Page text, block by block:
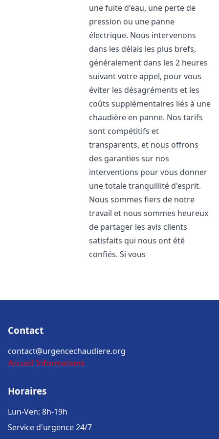
une fuite d'eau, une perte de
pression ou une panne
électrique. Nous intervenons
dans les délais les plus brefs,
généralement dans les 2 heures
suivant votre appel, pour vous
éviter les désagréments et les
coûts supplémentaires liés à une
chaudière en panne. Nos tarifs
sont compétitifs et
transparents, et nous offrons
des garanties sur nos
interventions pour vous donner
une totale tranquillité d'esprit.
Nous sommes fiers de notre
travail et nous sommes heureux
de partager les avis clients
satisfaits qui nous ont été
confiés. Si vous
Contact
contact@urgencechaudiere.org
Accueil Informations
Horaires
Lun-Ven: 8h-19h
Service d'urgence 24/7